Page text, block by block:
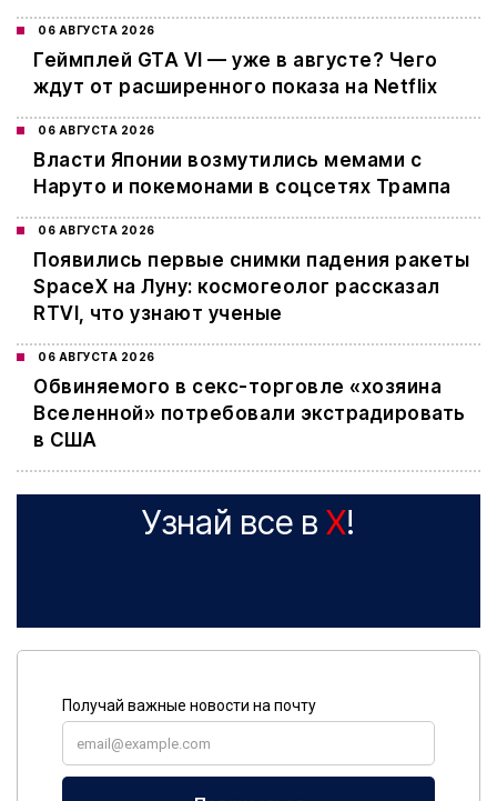
06 АВГУСТА 2026
Геймплей GTA VI — уже в августе? Чего
ждут от расширенного показа на Netflix
06 АВГУСТА 2026
Власти Японии возмутились мемами с
Наруто и покемонами в соцсетях Трампа
06 АВГУСТА 2026
Появились первые снимки падения ракеты
SpaceX на Луну: космогеолог рассказал
RTVI, что узнают ученые
06 АВГУСТА 2026
Обвиняемого в секс-торговле «хозяина
Вселенной» потребовали экстрадировать
в США
Узнай все в X!